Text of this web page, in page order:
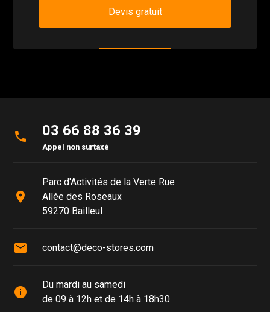
Devis gratuit
phone 03 66 88 36 39
Appel non surtaxé
place
Parc d'Activités de la Verte Rue
Allée des Roseaux
59270 Bailleul
mail contact@deco-stores.com
info
Du mardi au samedi
de 09 à 12h et de 14h à 18h30